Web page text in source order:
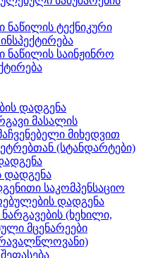
ნაწილის ტექნიკური
ნაწილის საინჟინრო
დადგენა
მასალის
მიხედვით
(სტანდარტები)
დადგენა
საკომპენსაციო
დადგენა
(ხეხილი,
მცენარეები